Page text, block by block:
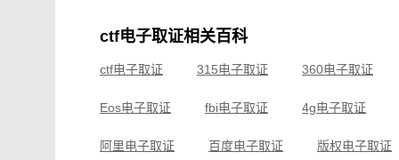
ctf电子取证相关百科
ctf电子取证 315电子取证 360电子取证
Eos电子取证 fbi电子取证 4g电子取证
阿里电子取证 百度电子取证 版权电子取证